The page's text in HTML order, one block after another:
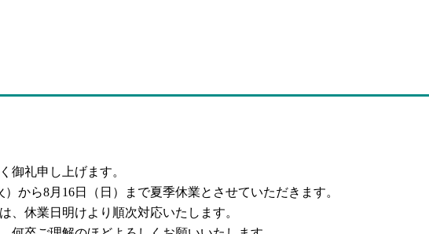
御礼申し上げます。
から8月16日（日）まで夏季休業とさせていただきます。
、休業日明けより順次対応いたします。